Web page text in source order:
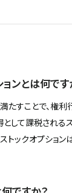
ンとは何です
すことで、権
して課税される
トックオプション